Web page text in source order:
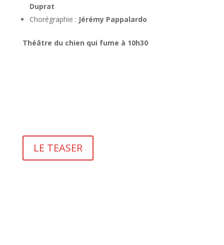
Duprat
Chorégraphie : Jérémy Pappalardo
Théâtre du chien qui fume à 10h30
LE TEASER